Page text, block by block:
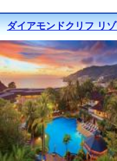
ダイアモンドクリフ リ